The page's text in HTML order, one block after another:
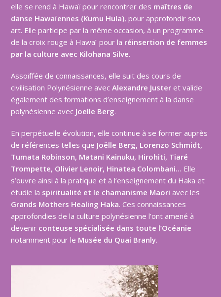
elle se rend à Hawaï pour rencontrer des maîtres de
danse Hawaïennes (Kumu Hula), pour approfondir son
art. Elle participe par la même occasion, à un programme
de la croix rouge à Hawaï pour la réinsertion de femmes
par la culture avec Kilohana Silve.
Assoiffée de connaissances, elle suit des cours de
civilisation Polynésienne avecAlexandre Juster et valide
également des formations d’enseignement à la danse
polynésienne avec Joelle Berg.
En perpétuelle évolution, elle continue à se former auprès
de références telles que Joëlle Berg, Lorenzo Schmidt,
Tumata Robinson, Matani Kainuku, Hirohiti, Tiaré
Trompette, Olivier Lenoir, Hinatea Colombani… Elle
s’ouvre ainsi à la pratique et à l’enseignement du Haka et
étudie la spiritualité et le chamanisme Maori avec les
Grands Mothers Healing Haka. Ces connaissances
approfondies de la culture polynésienne l’ont amené à
devenir conteuse spécialisée dans toute l’Océanie
notamment pour le Musée du Quai Branly.